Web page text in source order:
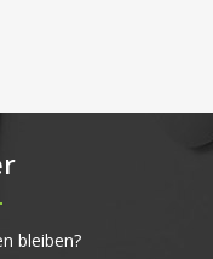
bleiben?